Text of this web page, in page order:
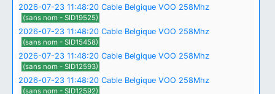
2026-07-23 11:48:20 Cable Belgique VOO 258Mhz
(sans nom - SID19525)
2026-07-23 11:48:20 Cable Belgique VOO 258Mhz
(sans nom - SID15458)
2026-07-23 11:48:20 Cable Belgique VOO 258Mhz
(sans nom - SID12593)
2026-07-23 11:48:20 Cable Belgique VOO 258Mhz
(sans nom - SID12592)